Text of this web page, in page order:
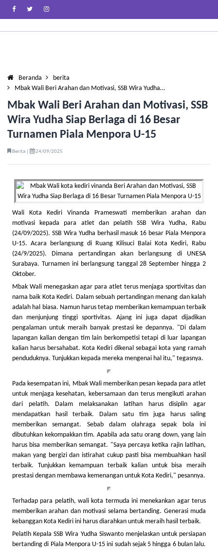
Beranda
berita
Mbak Wali Beri Arahan dan Motivasi, SSB Wira Yudha…
Mbak Wali Beri Arahan dan Motivasi, SSB
Wira Yudha Siap Berlaga di 16 Besar
Turnamen Piala Menpora U-15
Berita | 24/09/2025
Wali Kota Kediri Vinanda Prameswati memberikan arahan dan
motivasi kepada para atlet dan pelatih SSB Wira Yudha, Rabu
(24/09/2025). SSB Wira Yudha berhasil masuk 16 besar Piala Menpora
U-15. Acara berlangsung di Ruang Kilisuci Balai Kota Kediri, Rabu
(24/9/2025). Dimana pertandingan akan berlangsung di UNESA
Surabaya. Turnamen ini berlangsung tanggal 28 September hingga 2
Oktober.
Mbak Wali menegaskan agar para atlet terus menjaga sportivitas dan
nama baik Kota Kediri. Dalam sebuah pertandingan menang dan kalah
adalah hal biasa. Namun harus tetap memberikan kemampuan terbaik
dan menjunjung tinggi sportivitas. Ajang ini juga dapat dijadikan
pengalaman untuk meraih banyak prestasi ke depannya. "Di dalam
lapangan kalian dengan tim lain berkompetisi tetapi di luar lapangan
kalian harus bersahabat. Kota Kediri dikenal sebagai kota yang ramah
penduduknya. Tunjukkan kepada mereka mengenai hal itu," tegasnya.
Pada kesempatan ini, Mbak Wali memberikan pesan kepada para atlet
untuk menjaga kesehatan, kebersamaan dan terus mengikuti arahan
dari pelatih. Dalam melaksanakan latihan harus disiplin agar
mendapatkan hasil terbaik. Dalam satu tim juga harus saling
memberikan semangat. Sebab dalam olahraga sepak bola ini
dibutuhkan kekompakkan tim. Apabila ada satu orang down, yang lain
harus bisa memberikan semangat. "Saya percaya ketika rajin latihan,
makan yang bergizi dan istirahat cukup pasti bisa membuahkan hasil
terbaik. Tunjukkan kemampuan terbaik kalian untuk bisa meraih
prestasi dengan membawa kemenangan untuk Kota Kediri," pesannya.
Terhadap para pelatih, wali kota termuda ini menekankan agar terus
memberikan arahan dan motivasi selama bertanding. Generasi muda
kebanggan Kota Kediri ini harus diarahkan untuk meraih hasil terbaik.
Pelatih Kepala SSB Wira Yudha Siswanto menjelaskan untuk persiapan
bertanding di Piala Menpora U-15 ini sudah sejak 5 hingga 6 bulan lalu.